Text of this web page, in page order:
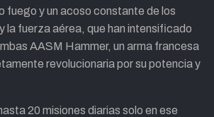
fuego y un acoso constante de los
la fuerza aérea, que han intensificado
AASM Hammer, un arma francesa
revolucionaria por su potencia y
20 misiones diarias solo en ese